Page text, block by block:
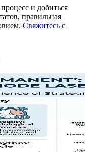
и добиться
правильная
Свяжитесь с